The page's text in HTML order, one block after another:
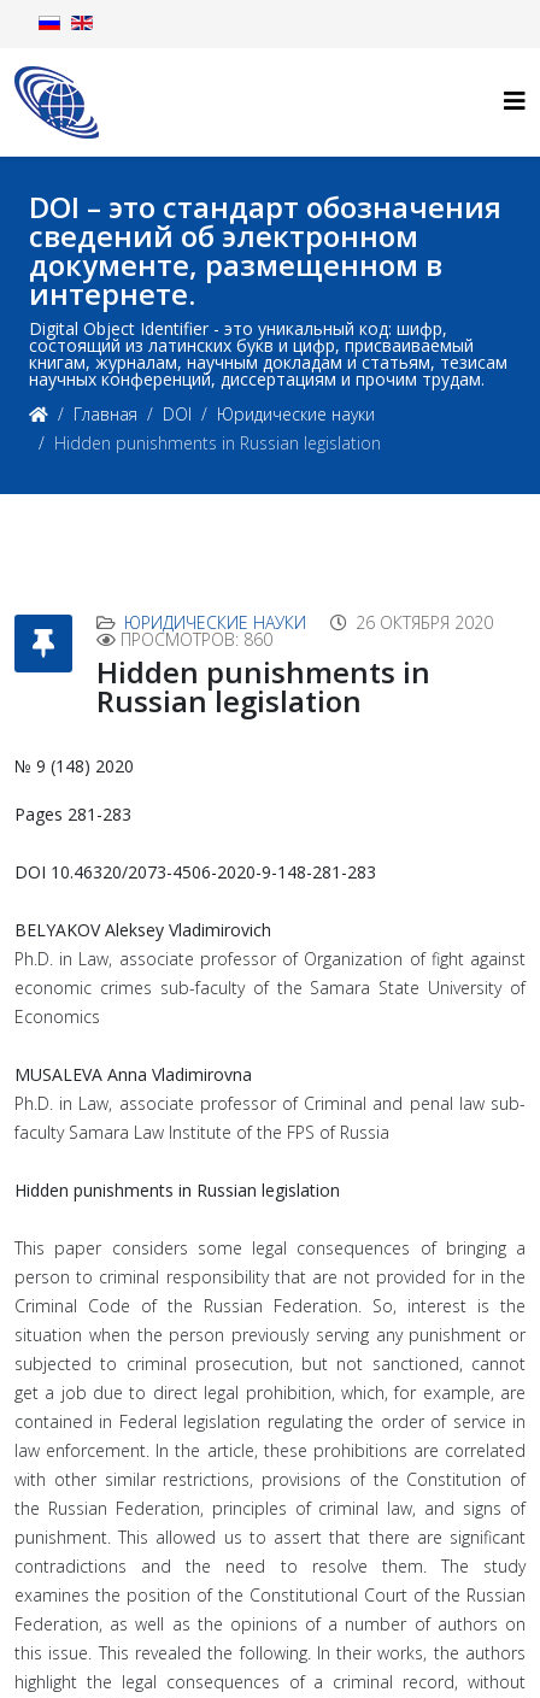
DOI – это стандарт обозначения
сведений об электронном
документе, размещенном в
интернете.
Digital Object Identifier - это уникальный код: шифр,
состоящий из латинских букв и цифр, присваиваемый
книгам, журналам, научным докладам и статьям, тезисам
научных конференций, диссертациям и прочим трудам.
Главная
DOI
Юридические науки
Hidden punishments in Russian legislation
ЮРИДИЧЕСКИЕ НАУКИ 26 ОКТЯБРЯ 2020
ПРОСМОТРОВ: 860
Hidden punishments in
Russian legislation
№ 9 (148) 2020
Pages 281-283
DOI 10.46320/2073-4506-2020-9-148-281-283
BELYAKOV Aleksey Vladimirovich
Ph.D. in Law, associate professor of Organization of fight against
economic crimes sub-faculty of the Samara State University of
Economics
MUSALEVA Anna Vladimirovna
Ph.D. in Law, associate professor of Criminal and penal law sub-
faculty Samara Law Institute of the FPS of Russia
Hidden punishments in Russian legislation
This paper considers some legal consequences of bringing a
person to criminal responsibility that are not provided for in the
Сriminal Сode of the Russian Federation. So, interest is the
situation when the person previously serving any punishment or
subjected to criminal prosecution, but not sanctioned, cannot
get a job due to direct legal prohibition, which, for example, are
contained in Federal legislation regulating the order of service in
law enforcement. In the article, these prohibitions are correlated
with other similar restrictions, provisions of the Constitution of
the Russian Federation, principles of criminal law, and signs of
punishment. This allowed us to assert that there are significant
contradictions and the need to resolve them. The study
examines the position of the Constitutional Court of the Russian
Federation, as well as the opinions of a number of authors on
this issue. This revealed the following. In their works, the authors
highlight the legal consequences of a criminal record, without